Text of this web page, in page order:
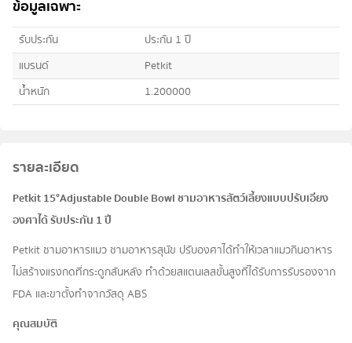
ข้อมูลเฉพาะ
รับประกัน
ประกัน 1 ปี
แบรนด์
Petkit
น้ำหนัก
1.200000
รายละเอียด
Petkit 15°Adjustable Double Bowl ชามอาหารสัตว์เลี้ยงแบบปรับเอียง
องศาได้ รับประกัน 1 ปี
Petkit ชามอาหารแมว ชามอาหารสุนัข ปรับองศาได้ทำให้เวลาแมวกินอาหาร
ไม่สร้างแรงกดที่กระดูกสันหลัง ทำด้วยสแตนเลสขั้นสูงที่ได้รับการรับรองจาก
FDA และขาตั้งทำจากวัสดุ ABS
คุณสมบัติ